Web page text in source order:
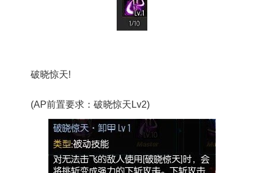
破晓惊天!
(AP前置要求：破晓惊天Lv2)